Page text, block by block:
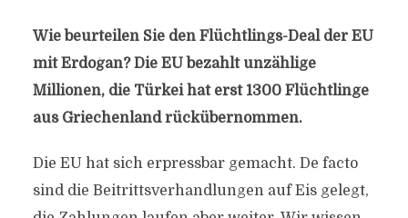
Wie beurteilen Sie den Flüchtlings-Deal der EU
mit Erdoğan? Die EU bezahlt unzählige
Millionen, die Türkei hat erst 1300 Flüchtlinge
aus Griechenland rückübernommen.
Die EU hat sich erpressbar gemacht. De facto
sind die Beitrittsverhandlungen auf Eis gelegt,